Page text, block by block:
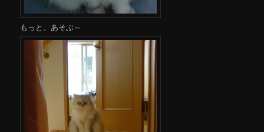
もっと、あそぶ～